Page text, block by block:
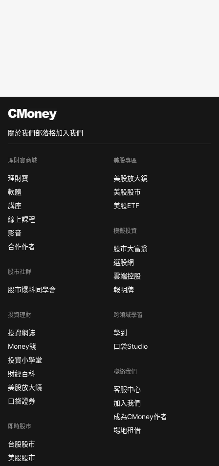
關於我們部落格加入我們
理財寶商城
理財寶
軟體
講座
線上課程
影音
合作作者
股市社群
股市爆料同學會
投資理財
投資網誌
Money錢
投資小學堂
財經百科
美股放大鏡
口袋證券
即時股市
台股股市
美股股市
美股專區
美股放大鏡
美股股市
美股ETF
模擬投資
股市大富翁
選股網
雲端控股
報明牌
跨領域學習
學到
口袋Studio
聯絡我們
客服中心
加入我們
成為CMoney作者
場地租借